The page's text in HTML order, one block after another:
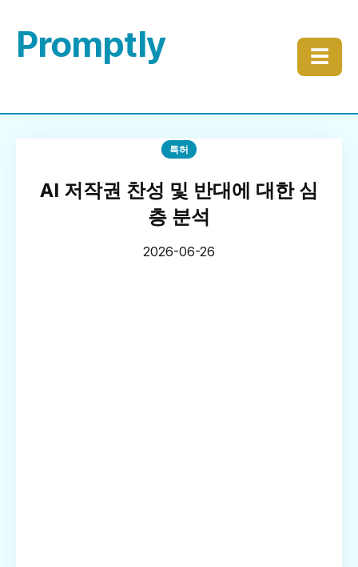
Promptly ☰
특허
AI 저작권 찬성 및 반대에 대한 심
층 분석
2026-06-26